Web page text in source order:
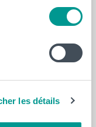
les détails
10 nouvelles
Formation pour
renforcer les